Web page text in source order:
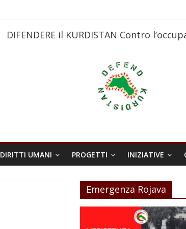
DIFENDERE il KURDISTAN Contro
DIRITTI UMANI PROGETTI INIZIATIVE
Emergenza Rojava